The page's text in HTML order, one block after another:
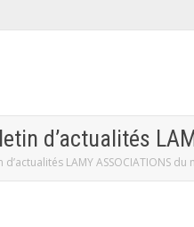
d’actualités
LAMY ASSOCIATIONS du